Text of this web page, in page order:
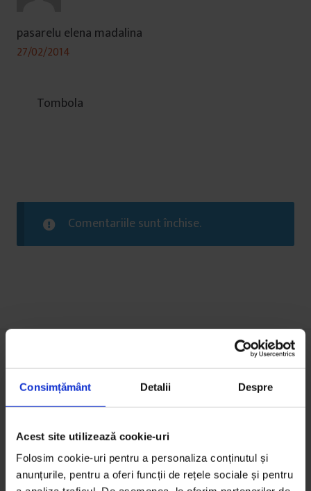
Consimțământ Detalii Despre
Acest site utilizează cookie-uri
Folosim cookie-uri pentru a personaliza conținutul și
anunțurile, pentru a oferi funcții de rețele sociale și pentru
pasarelu elena madalina
27/02/2014
Tombola
Comentariile sunt închise.
S-ar putea să-ți mai placă: